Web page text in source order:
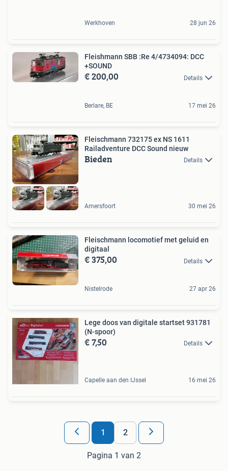
Werkhoven 28 jun 26
Fleishmann SBB :Re 4/4734094: DCC
+SOUND
€ 200,00 Details
Berlare, BE 17 mei 26
Fleischmann 732175 ex NS 1611
Railadventure DCC Sound nieuw
Bieden Details
Amersfoort 30 mei 26
Fleischmann locomotief met geluid en
digitaal
€ 375,00 Details
Nistelrode 27 apr 26
Lege doos van digitale startset 931781
(N-spoor)
€ 7,50 Details
Capelle aan den IJssel 16 mei 26
1 2
Pagina 1 van 2